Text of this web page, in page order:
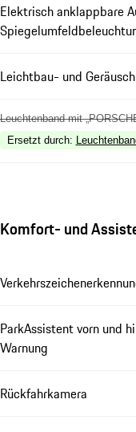
Elektrisch anklappbare
Leichtbau- und
Leuchtenband mit
Ersetzt durch:
Komfort- und
ParkAssistent vorn und
Warnung
Rückfahrkamera